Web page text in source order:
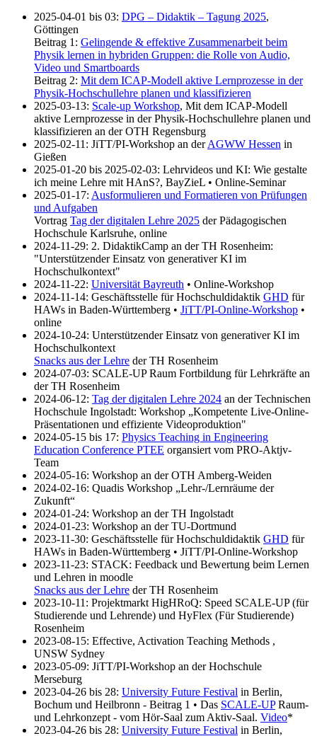
2025-04-01 bis 03: DPG – Didaktik – Tagung 2025,
Göttingen
Beitrag 1: Gelingende & effektive Zusammenarbeit beim
Physik lernen in hybriden Gruppen: die Rolle von Audio,
Video und Smartboards
Beitrag 2: Mit dem ICAP-Modell aktive Lernprozesse in der
Physik-Hochschullehre planen und klassifizieren
2025-03-13: Scale-up Workshop, Mit dem ICAP-Modell
aktive Lernprozesse in der Physik-Hochschullehre planen und
klassifizieren an der OTH Regensburg
2025-02-11: JiTT/PI-Workshop an derAGWW Hessen in
Gießen
2025-01-20 bis 2025-02-03: Lehrvideos und KI: Wie gestalte
ich meine Lehre mit HAnS?, BayZieL • Online-Seminar
2025-01-17: Ausformulieren und Formatieren von Prüfungen
und Aufgaben
Vortrag Tag der digitalen Lehre 2025 der Pädagogischen
Hochschule Karlsruhe, online
2024-11-29: 2. DidaktikCamp an der TH Rosenheim:
"Unterstützender Einsatz von generativer KI im
Hochschulkontext"
2024-11-22: Universität Bayreuth • Online-Workshop
2024-11-14: Geschäftsstelle für Hochschuldidaktik GHD für
HAWs in Baden-Württemberg • JiTT/PI-Online-Workshop •
online
2024-10-24: Unterstützender Einsatz von generativer KI im
Hochschulkontext
Snacks aus der Lehre der TH Rosenheim
2024-07-03: SCALE-UP Raum Fortbildung für Lehrkräfte an
der TH Rosenheim
2024-06-12: Tag der digitalen Lehre 2024 an der Technischen
Hochschule Ingolstadt: Workshop „Kompetente Live-Online-
Präsentationen und effiziente Videoproduktion"
2024-05-15 bis 17: Physics Teaching in Engineering
Education Conference PTEE organsiert vom PRO-Aktjv-
Team
2024-05-16: Workshop an der OTH Amberg-Weiden
2024-02-16: Quadis Workshop „Lehr-/Lernräume der
Zukunft“
2024-01-24: Workshop an der TH Ingolstadt
2024-01-23: Workshop an der TU-Dortmund
2023-11-30: Geschäftsstelle für Hochschuldidaktik GHD für
HAWs in Baden-Württemberg • JiTT/PI-Online-Workshop
2023-11-23: STACK: Feedback und Bewertung beim Lernen
und Lehren in moodle
Snacks aus der Lehre der TH Rosenheim
2023-10-11: Projektmarkt HigHRoQ: Speed SCALE-UP (für
Studierende und Lehrende) und HyFlex (Für Studierende)
Rosenheim
2023-08-15: Effective, Activation Teaching Methods ,
UNSW Sydney
2023-05-09: JiTT/PI-Workshop an der Hochschule
Merseburg
2023-04-26 bis 28: University Future Festival in Berlin,
Bochum und Heilbronn - Beitrag 1 • Das SCALE-UPRaum-
und Lehrkonzept - vom Hör-Saal zum Aktiv-Saal. Video*
2023-04-26 bis 28: University Future Festival in Berlin,